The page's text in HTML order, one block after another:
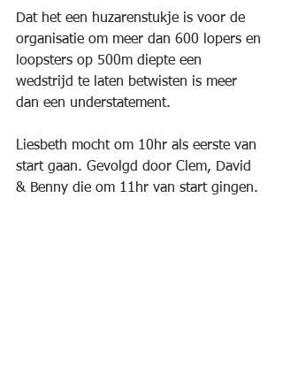
Dat het een huzarenstukje is voor de
organisatie om meer dan 600 lopers en
loopsters op 500m diepte een
wedstrijd te laten betwisten is meer
dan een understatement.
Liesbeth mocht om 10hr als eerste van
start gaan. Gevolgd door Clem, David
& Benny die om 11hr van start gingen.